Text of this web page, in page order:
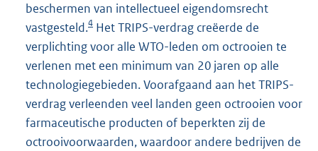
beschermen van intellectueel eigendomsrecht
vastgesteld.4 Het TRIPS-verdrag creëerde de
verplichting voor alle WTO-leden om octrooien te
verlenen met een minimum van 20 jaren op alle
technologiegebieden. Voorafgaand aan het TRIPS-
verdrag verleenden veel landen geen octrooien voor
farmaceutische producten of beperkten zij de
octrooivoorwaarden, waardoor andere bedrijven de